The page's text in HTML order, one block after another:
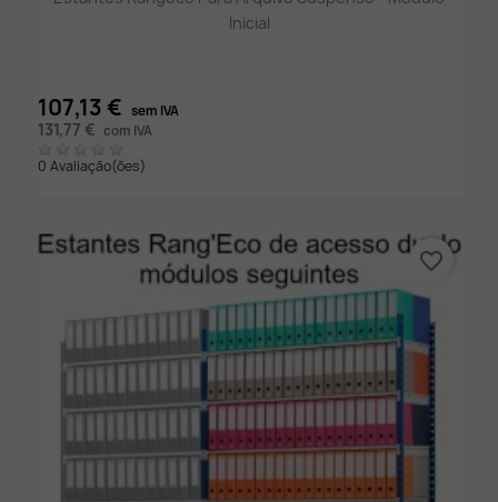
Inicial
107,13 € sem IVA
131,77 € com IVA
0 Avaliação(ões)
favorite_border